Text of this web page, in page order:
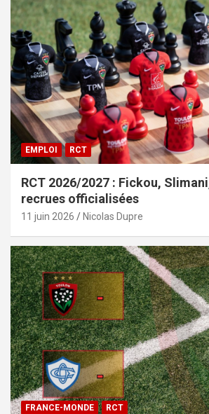
EMPLOI RCT
RCT 2026/2027 : Fickou,
recrues officialisées
11 juin 2026 Nicolas Dupre
FRANCE-MONDE RCT